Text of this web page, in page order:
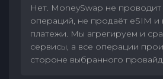
Нет. MoneySwap не
операций, не продаёт eSIM и
платежи. Мы агрегируем и
сервисы, а все операции
стороне выбранного